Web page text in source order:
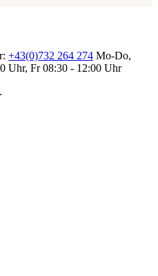
+43(0)732 264 274 Mo-Do,
Uhr, Fr 08:30 - 12:00 Uhr
.